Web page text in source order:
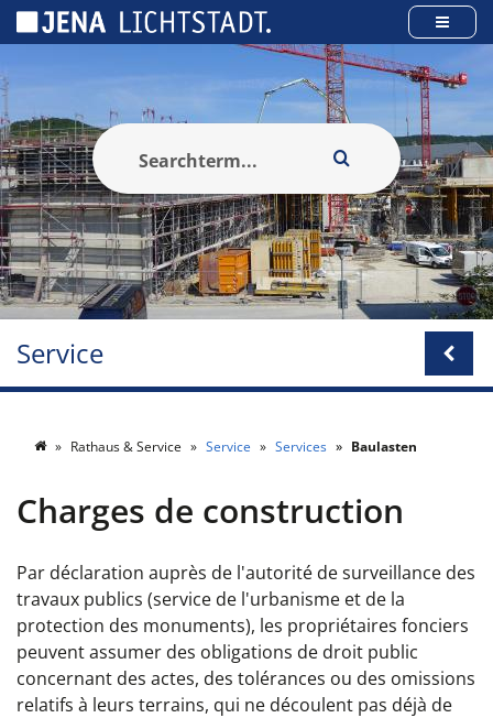
Service
Rathaus & Service Service Services Baulasten
Charges de construction
Par déclaration auprès de l'autorité de surveillance des
travaux publics (service de l'urbanisme et de la
protection des monuments), les propriétaires fonciers
peuvent assumer des obligations de droit public
concernant des actes, des tolérances ou des omissions
relatifs à leurs terrains, qui ne découlent pas déjà de
Panneau de gestion des cookies